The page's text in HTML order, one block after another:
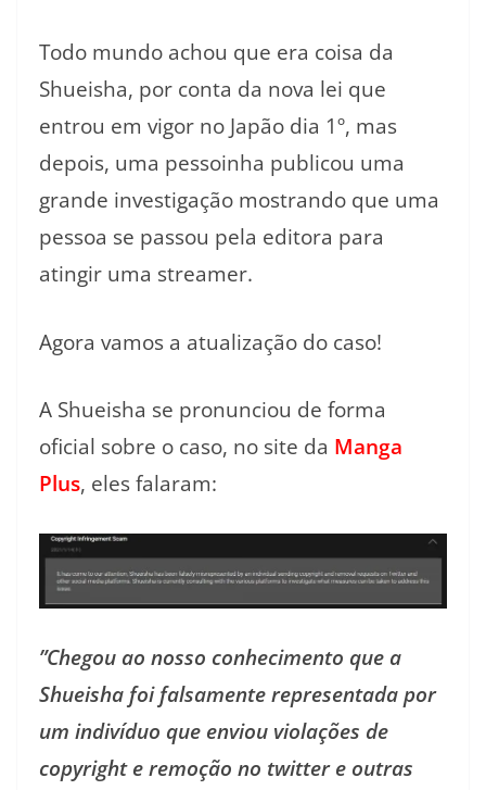
Todo mundo achou que era coisa da
Shueisha, por conta da nova lei que
entrou em vigor no Japão dia 1º, mas
depois, uma pessoinha publicou uma
grande investigação mostrando que uma
pessoa se passou pela editora para
atingir uma streamer.
Agora vamos a atualização do caso!
A Shueisha se pronunciou de forma
oficial sobre o caso, no site da Manga
Plus, eles falaram:
”Chegou ao nosso conhecimento que a
Shueisha foi falsamente representada por
um indivíduo que enviou violações de
copyright e remoção no twitter e outras